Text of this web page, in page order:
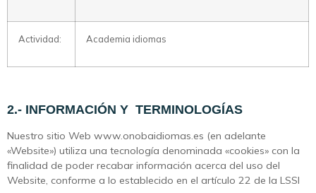
Actividad: Academia idiomas
2.- INFORMACIÓN Y TERMINOLOGÍAS
Nuestro sitio Web www.onobaidiomas.es (en adelante
«Website») utiliza una tecnología denominada «cookies» con la
finalidad de poder recabar información acerca del uso del
Website, conforme a lo establecido en el artículo 22 de la LSSI